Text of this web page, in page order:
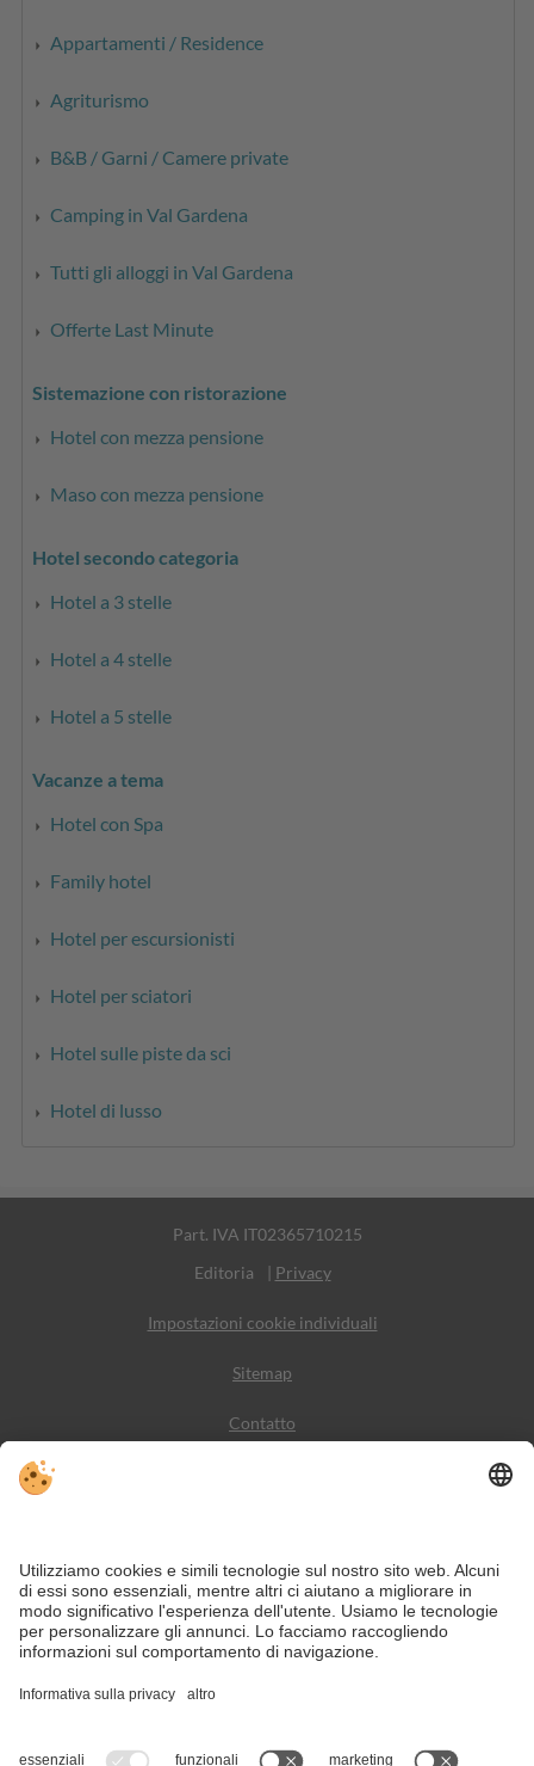
Appartamenti / Residence
Agriturismo
B&B / Garni / Camere private
Camping in Val Gardena
Tutti gli alloggi in Val Gardena
Offerte Last Minute
Sistemazione con ristorazione
Hotel con mezza pensione
Maso con mezza pensione
Hotel secondo categoria
Hotel a 3 stelle
Hotel a 4 stelle
Hotel a 5 stelle
Vacanze a tema
Hotel con Spa
Family hotel
Hotel per escursionisti
Hotel per sciatori
Hotel sulle piste da sci
Hotel di lusso
Part. IVA IT02365710215
Editoria
| Privacy
Impostazioni cookie individuali
Sitemap
Contatto
VIVODolomiti è il portale di viaggio per una vacanza in
montagna indimenticabile – con alloggi e offerte nelle
Dolomiti, Patrimonio Naturale dell’Umanità UNESCO.
Nonostante il lavoro accurato e il costante aggiornamento dei contenuti, si